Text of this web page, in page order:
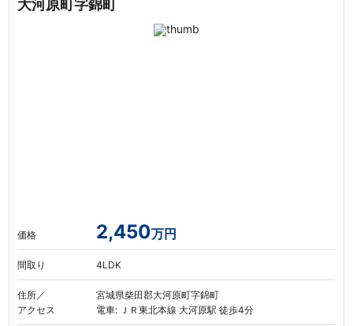
大河原町字錦町
価格 2,450万円
間取り 4LDK
住所／
アクセス
宮城県柴田郡大河原町字錦町
電車: ＪＲ東北本線 大河原駅 徒歩4分